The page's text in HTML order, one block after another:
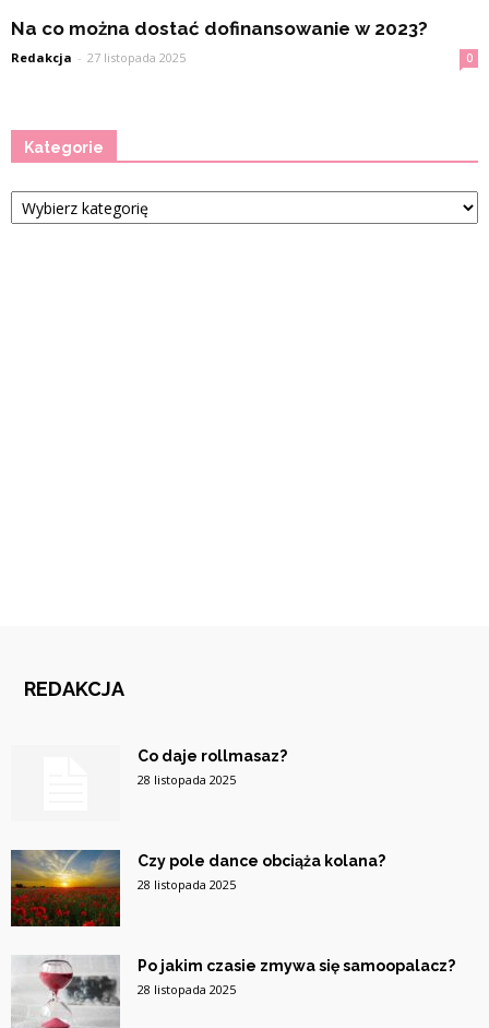
Na co można dostać dofinansowanie w 2023?
Redakcja - 27 listopada 2025 0
Kategorie
Kategorie
REDAKCJA
Co daje rollmasaz?
28 listopada 2025
Czy pole dance obciąża kolana?
28 listopada 2025
Po jakim czasie zmywa się samoopalacz?
28 listopada 2025